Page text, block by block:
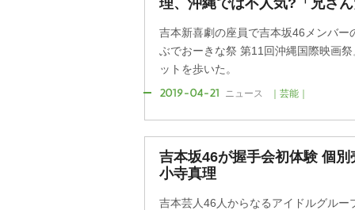
理、沖縄では不人気?「兄さ
吉本新喜劇の座員で吉本坂46メンバー
ぶでおーきな祭 第11回沖縄国際映画
ットを歩いた。
2019-04-21 ニュース ｜芸能｜
吉本坂46が握手会初体験 個
小寺真理
吉本芸人46人からなるアイドルグル